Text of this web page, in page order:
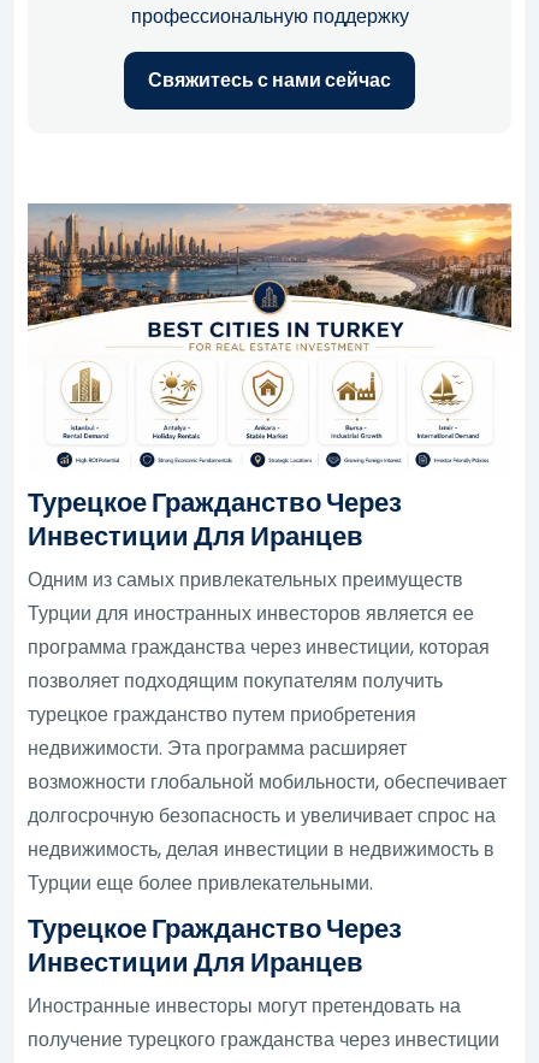
профессиональную поддержку
Свяжитесь с нами сейчас
Турецкое Гражданство Через
Инвестиции Для Иранцев
Одним из самых привлекательных преимуществ
Турции для иностранных инвесторов является ее
программа гражданства через инвестиции, которая
позволяет подходящим покупателям получить
турецкое гражданство путем приобретения
недвижимости. Эта программа расширяет
возможности глобальной мобильности, обеспечивает
долгосрочную безопасность и увеличивает спрос на
недвижимость, делая инвестиции в недвижимость в
Турции еще более привлекательными.
Турецкое Гражданство Через
Инвестиции Для Иранцев
Иностранные инвесторы могут претендовать на
получение турецкого гражданства через инвестиции